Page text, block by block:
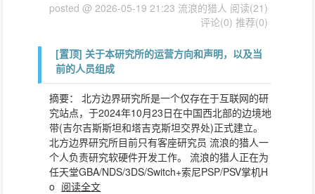
posted @ 2026-05-19 21:23 流浪的猎人 阅读(21)
评论(0) 推荐(0)
[置顶] 关于本研究所的运营方向和声明，以及当
前的人员组成
摘要： 北方边界研究所是一个仅存在于互联网的研
究站点，于2024年10月23日在中国西北部的边境地
带(吉尔吉斯斯坦和塔吉克斯坦交界处)正式建立。
北方边界研究所目前只有客座研究员 流浪的猎人一
个人负责研究软硬件开发工作。 流浪的猎人正在为
任天堂GBA/NDS/3DS/Switch+索尼PSP/PSV掌机H
o 阅读全文